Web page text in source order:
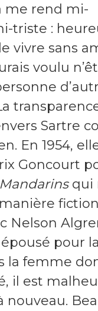
me rend mi-
triste :
vivre sans
voulu
Sartre
En 1954,
Goncourt
qui
Nelson
épousé pour la
la femme
il est
nouveau.